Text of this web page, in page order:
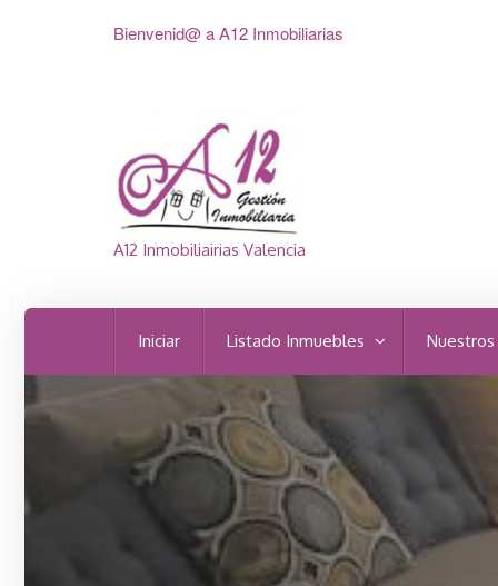
Bienvenid@ a A12 Inmobiliarias
A12 Inmobiliairias Valencia
Iniciar Listado Inmuebles